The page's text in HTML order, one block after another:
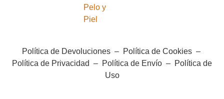
Pelo y
Piel
Política de Devoluciones– Política de Cookies–
Política de Privacidad – Política de Envío – Política de
Uso